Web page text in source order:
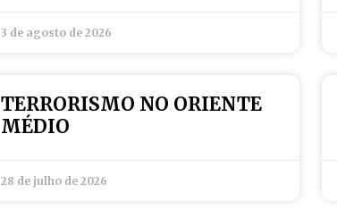
3 de agosto de 2026
TERRORISMO NO ORIENTE
MÉDIO
28 de julho de 2026